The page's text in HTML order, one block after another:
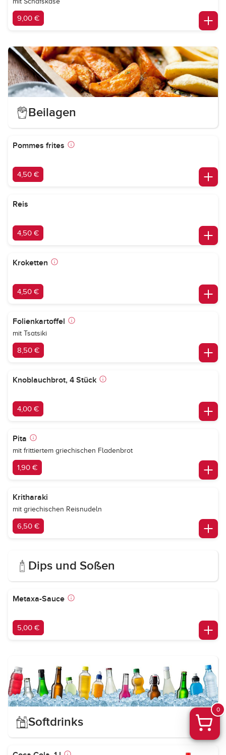
9,00 €
Beilagen
Pommes frites
4,50 €
Reis
4,50 €
Kroketten
4,50 €
Folienkartoffel
mit Tsatsiki
8,50 €
Knoblauchbrot, 4 Stück
4,00 €
Pita
mit frittiertem griechischen Fladenbrot
1,90 €
Kritharaki
mit griechischen Reisnudeln
6,50 €
Dips und Soßen
Metaxa-Sauce
5,00 €
Softdrinks
0